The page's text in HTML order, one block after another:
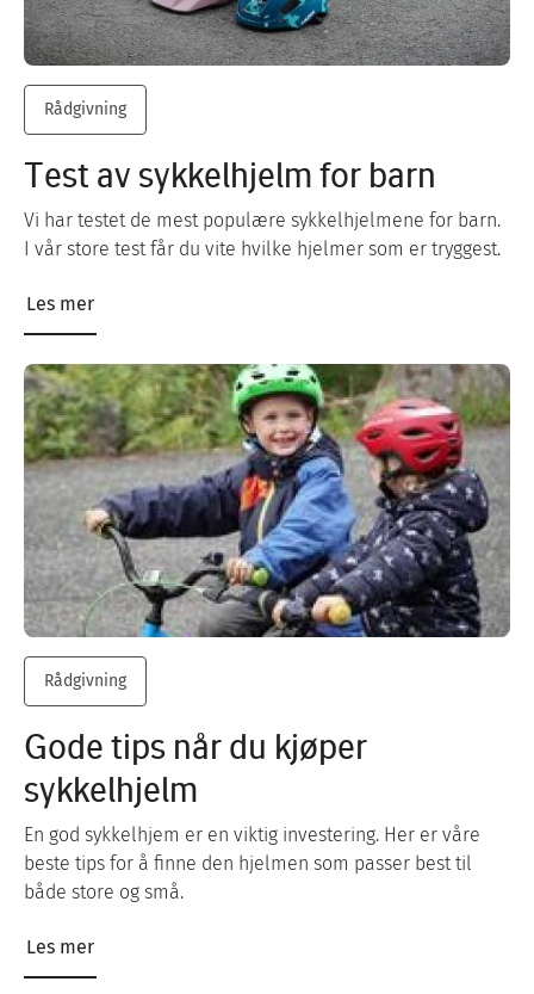
Rådgivning
Test av sykkelhjelm for barn
Vi har testet de mest populære sykkelhjelmene for barn.
I vår store test får du vite hvilke hjelmer som er tryggest.
Les mer
Rådgivning
Gode tips når du kjøper
sykkelhjelm
En god sykkelhjem er en viktig investering. Her er våre
beste tips for å finne den hjelmen som passer best til
både store og små.
Les mer